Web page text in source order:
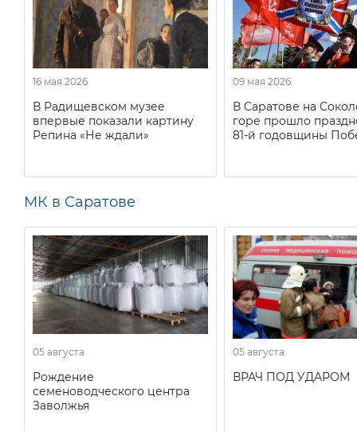
16 мая 2026
В Радищевском музее
впервые показали картину
Репина «Не ждали»
09 мая 2026
В Саратове на
горе прошло
81-й годовщины
МК в Саратове
05 августа
Рождение
семеноводческого центра
Заволжья
05 августа
ВРАЧ ПОД УДАРОМ